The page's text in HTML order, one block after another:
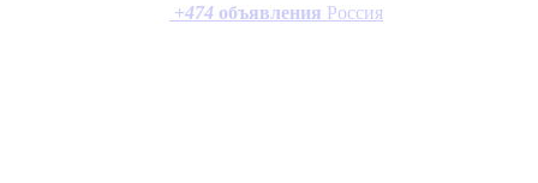
+474 объявления Россия